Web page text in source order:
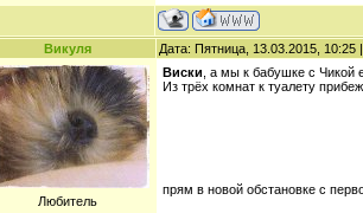
Викуля Дата: Пятница, 13.03.2015,
Любитель
Виски , а мы к бабушке с Чикой
Из трёх комнат к туалету
прям в новой обстановке с